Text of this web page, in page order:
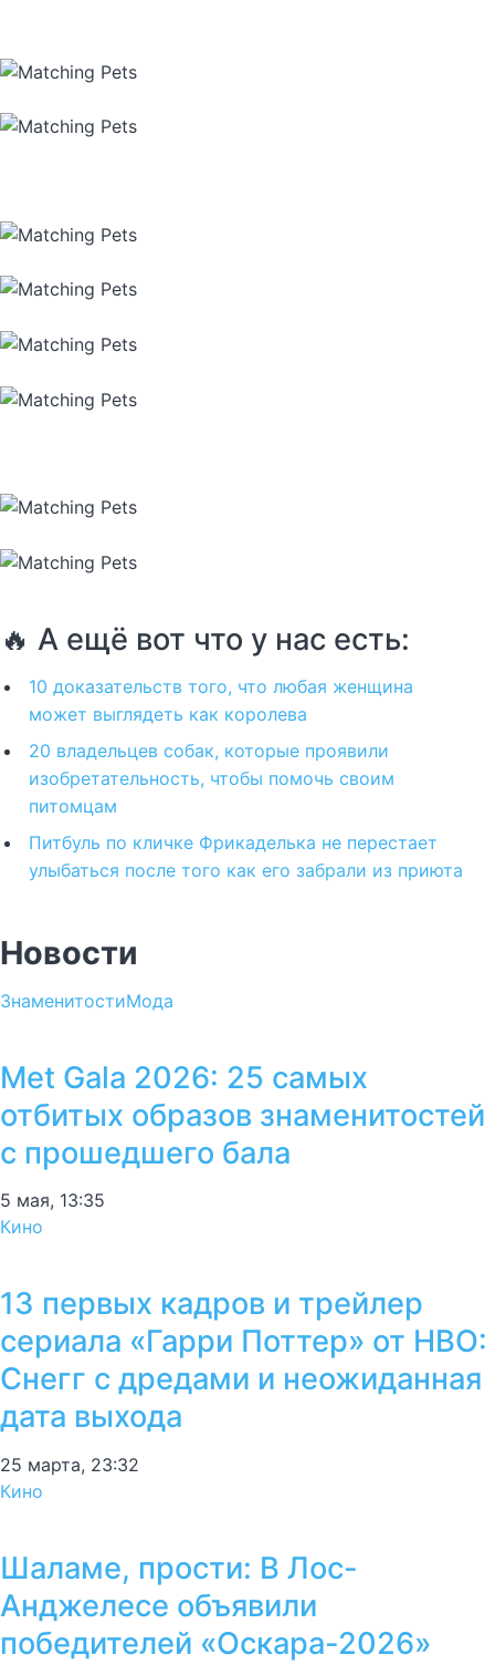
🔥 А ещё вот что у нас есть:
10 доказательств того, что любая женщина
может выглядеть как королева
20 владельцев собак, которые проявили
изобретательность, чтобы помочь своим
питомцам
Питбуль по кличке Фрикаделька не перестает
улыбаться после того как его забрали из приюта
Новости
ЗнаменитостиМода
Met Gala 2026: 25 самых
отбитых образов знаменитостей
с прошедшего бала
5 мая, 13:35
Кино
13 первых кадров и трейлер
сериала «Гарри Поттер» от HBO:
Снегг с дредами и неожиданная
дата выхода
25 марта, 23:32
Кино
Шаламе, прости: В Лос-
Анджелесе объявили
победителей «Оскара-2026»